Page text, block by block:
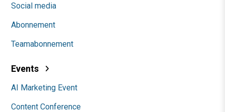
Social media
Abonnement
Teamabonnement
Events
AI Marketing Event
Content Conference